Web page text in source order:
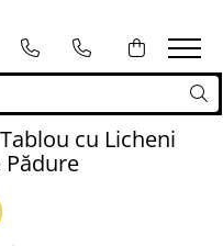
cu Licheni
Pădure